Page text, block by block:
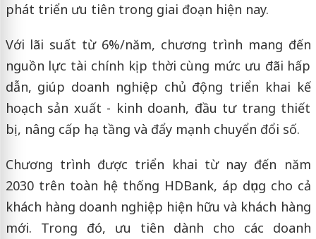
phát triển ưu tiên trong giai đoạn hiện nay.
Với lãi suất từ 6%/năm, chương trình mang đến
nguồn lực tài chính kịp thời cùng mức ưu đãi hấp
dẫn, giúp doanh nghiệp chủ động triển khai kế
hoạch sản xuất - kinh doanh, đầu tư trang thiết
bị, nâng cấp hạ tầng và đẩy mạnh chuyển đổi số.
Chương trình được triển khai từ nay đến năm
2030 trên toàn hệ thống HDBank, áp dụng cho cả
khách hàng doanh nghiệp hiện hữu và khách hàng
mới. Trong đó, ưu tiên dành cho các doanh